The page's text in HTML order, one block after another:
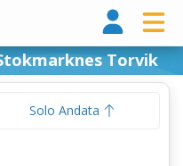
Torvik
Solo Andata